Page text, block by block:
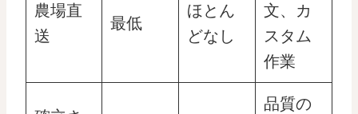
農場直
送
最低
ほとん
どなし
文、カ
スタム
作業
品質の